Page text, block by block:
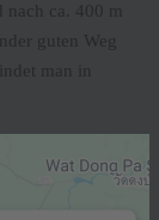
ca. 400 m
guten Weg
man in